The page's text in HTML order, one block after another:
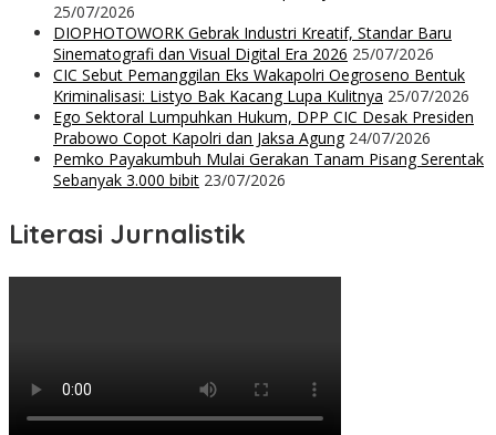
25/07/2026
DIOPHOTOWORK Gebrak Industri Kreatif, Standar Baru
Sinematografi dan Visual Digital Era 2026 25/07/2026
CIC Sebut Pemanggilan Eks Wakapolri Oegroseno Bentuk
Kriminalisasi: Listyo Bak Kacang Lupa Kulitnya 25/07/2026
Ego Sektoral Lumpuhkan Hukum, DPP CIC Desak Presiden
Prabowo Copot Kapolri dan Jaksa Agung 24/07/2026
Pemko Payakumbuh Mulai Gerakan Tanam Pisang Serentak
Sebanyak 3.000 bibit 23/07/2026
Literasi Jurnalistik